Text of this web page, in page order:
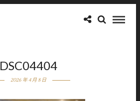
DSC04404
2026 年 4 月 8 日